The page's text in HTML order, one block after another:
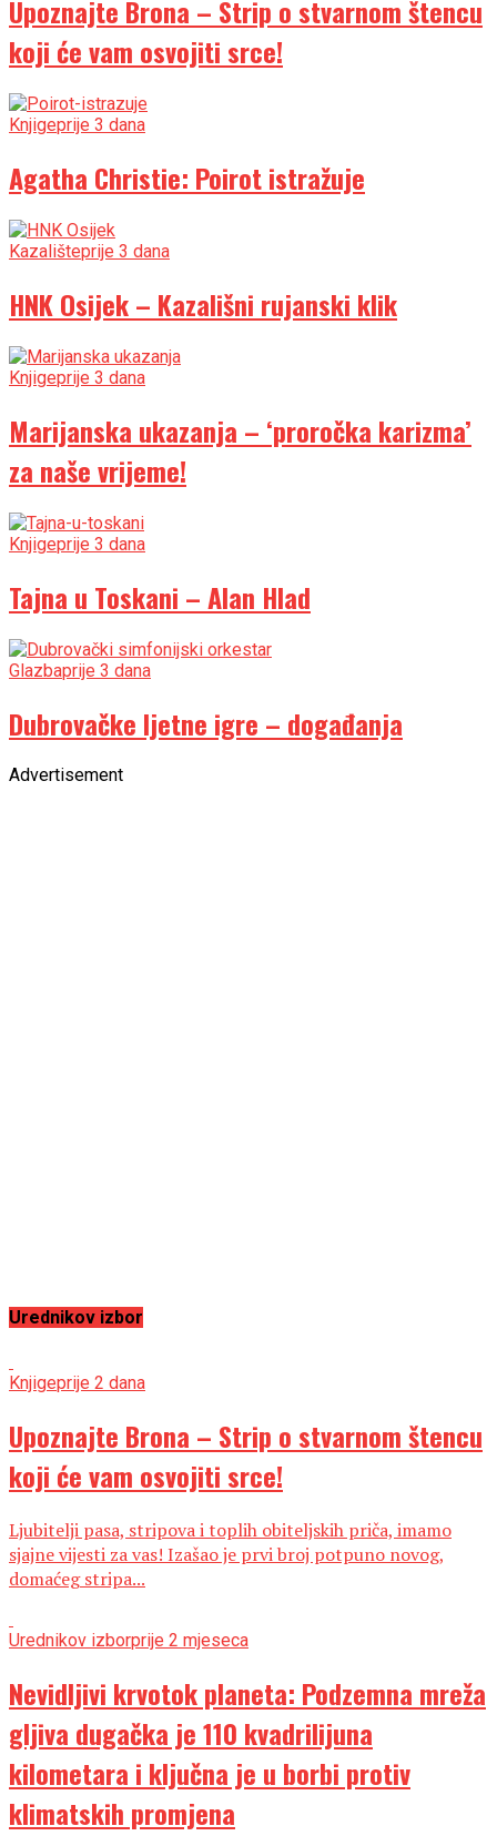
Upoznajte Brona – Strip o stvarnom štencu
koji će vam osvojiti srce!
Knjigeprije 3 dana
Agatha Christie: Poirot istražuje
Kazališteprije 3 dana
HNK Osijek – Kazališni rujanski klik
Knjigeprije 3 dana
Marijanska ukazanja – ‘proročka karizma’
za naše vrijeme!
Knjigeprije 3 dana
Tajna u Toskani – Alan Hlad
Glazbaprije 3 dana
Dubrovačke ljetne igre – događanja
Advertisement
Urednikov izbor
Knjigeprije 2 dana
Upoznajte Brona – Strip o stvarnom štencu
koji će vam osvojiti srce!
Ljubitelji pasa, stripova i toplih obiteljskih priča, imamo
sjajne vijesti za vas! Izašao je prvi broj potpuno novog,
domaćeg stripa...
Urednikov izborprije 2 mjeseca
Nevidljivi krvotok planeta: Podzemna mreža
gljiva dugačka je 110 kvadrilijuna
kilometara i ključna je u borbi protiv
klimatskih promjena